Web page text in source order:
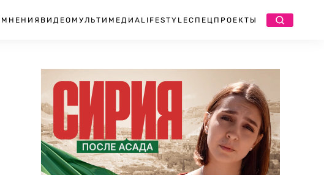
МНЕНИЯ ВИДЕО МУЛЬТИМЕДИА LIFESTYLEСПЕЦПРОЕКТЫ